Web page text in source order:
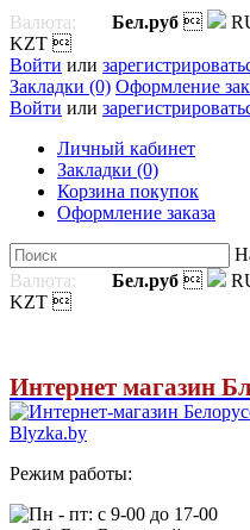
Валюта: Бел.руб 
KZT 
Войти или
Закладки (0) Оформление
Войти или
Личный кабинет
Закладки (0)
Корзина покупок
Оформление заказа
Валюта:
Бел.руб 
KZT 
Интернет магазин
Режим работы:
Пн - пт: с 9-00 до 17-00